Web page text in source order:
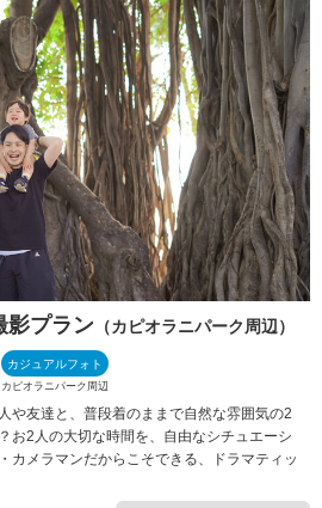
影プラン （カピオラニパーク周辺）
カジュアルフォト
カピオラニパーク周辺
や友達と、普段着のままで自然な雰囲気の2
お2人の大切な時間を、自由なシチュエーシ
カメラマンだからこそできる、ドラマティッ